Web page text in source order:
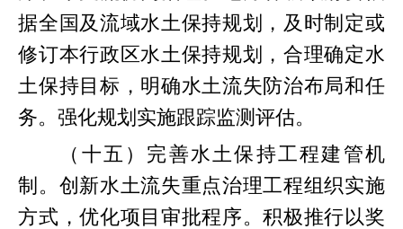
据全国及流域水土保持规划，及时制定或
修订本行政区水土保持规划，合理确定水
土保持目标，明确水土流失防治布局和任
务。强化规划实施跟踪监测评估。
（十五）完善水土保持工程建管机
制。创新水土流失重点治理工程组织实施
方式，优化项目审批程序。积极推行以奖